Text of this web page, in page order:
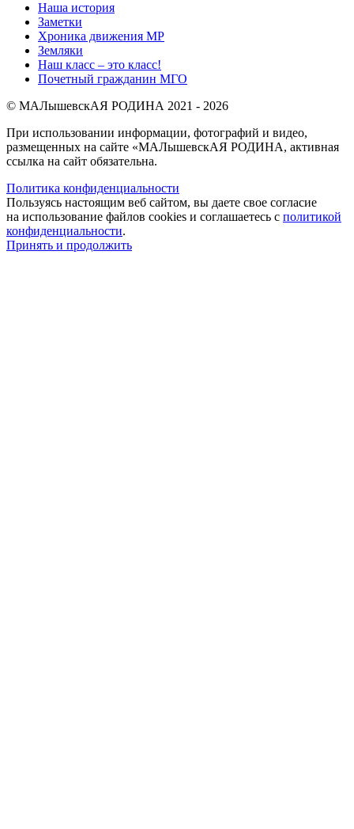
Наша история
Заметки
Хроника движения МР
Земляки
Наш класс – это класс!
Почетный гражданин МГО
© МАЛышевскАЯ РОДИНА 2021 - 2026
При использовании информации, фотографий и видео,
размещенных на сайте «МАЛышевскАЯ РОДИНА, активная
ссылка на сайт обязательна.
Политика конфиденциальности
Пользуясь настоящим веб сайтом, вы даете свое согласие
на использование файлов cookies и соглашаетесь с политикой
конфиденциальности.
Принять и продолжить